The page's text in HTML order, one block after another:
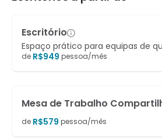
Escritório
Espaço prático para equipas de
de R$949 pessoa/mês
Mesa de Trabalho
de R$579 pessoa/mês